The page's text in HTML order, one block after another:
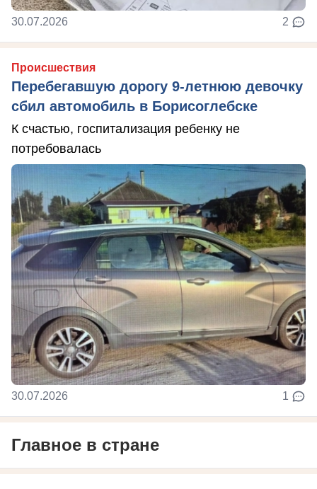
30.07.2026 2
Происшествия
Перебегавшую дорогу 9-летнюю девочку
сбил автомобиль в Борисоглебске
К счастью, госпитализация ребенку не
потребовалась
30.07.2026 1
Главное в стране